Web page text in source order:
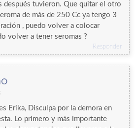
después tuvieron. Que quitar el otro
de más de 250 Cc ya tengo 3
, puedo volver a colocar
volver a tener seromas ?
Responder
Erika, Disculpa por la demora en
Lo primero y más importante